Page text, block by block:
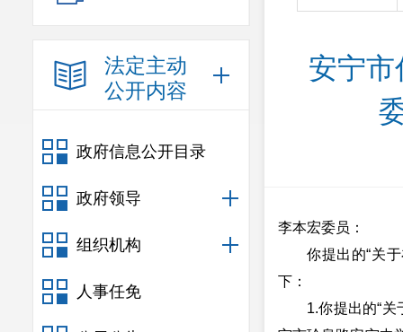
法定主动
公开内容
政府信息公开目录
政府领导
组织机构
人事任免
安宁
李本宏委员：
你提出的“关
下：
1.你提出的“